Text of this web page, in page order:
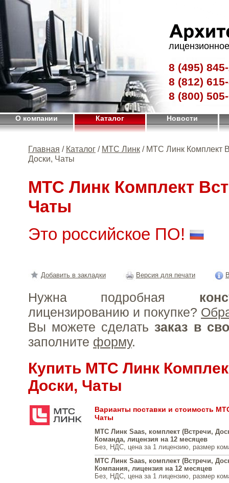
8 (495)
8 (812)
8 (800)
О компании Каталог Новости
Главная / Каталог / МТС Линк / МТС Линк Комплект
Доски, Чаты
МТС Линк Комплект
Чаты
Это российское ПО!
Добавить в закладки Версия для печати
Нужна подробная
лицензированию и покупке?
Вы можете сделать заказ в
заполните форму.
Купить МТС Линк
Доски, Чаты
Варианты поставки и стоимость
Чаты
МТС Линк Saas, комплект (Встречи,
Команда, лицензия на 12 месяцев
Без, НДС, цена за 1 лицензию, размер
МТС Линк Saas, комплект (Встречи,
Компания, лицензия на 12 месяцев
Без, НДС, цена за 1 лицензию, размер